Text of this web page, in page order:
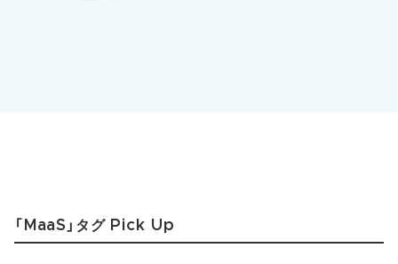
「MaaS」タグ Pick Up